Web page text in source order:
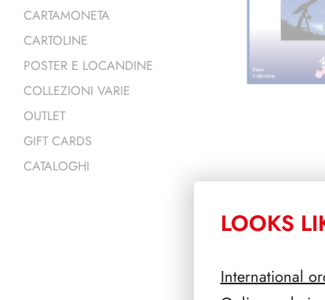
CARTAMONETA
CARTOLINE
POSTER E LOCANDINE
COLLEZIONI VARIE
OUTLET
GIFT CARDS
CATALOGHI
LOOKS
International